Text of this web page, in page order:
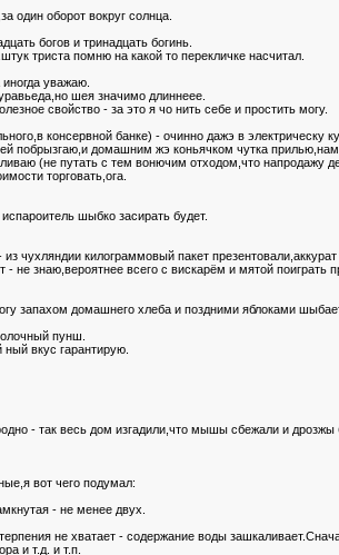
один оборот вокруг солнца.
богов и тринадцать богинь.
триста помню на какой то перекличке насчитал.
уважаю.
шея значимо длиннеее.
свойство - за это я чо нить себе и простить могу.
консервной банке) - очинно дажэ в электрическу
побрызгаю,и домашним жэ коньячком чутка
(не путать с тем вонючим отходом,что напродажу
торговать,ога.
шыбко засирать будет.
чухляндии килограммовый пакет
не знаю,вероятнее всего с вискарём и мятой поиграть
запахом домашнего хлеба и поздними яблоками
пунш.
вкус гарантирую.
- так весь дом изгадили,что мышы сбежали и дрозжы
вот чего подумал:
- не менее двух.
терпения не хватает - содержание воды
и т.д. и т.п.